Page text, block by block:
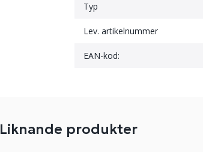
Typ
Lev. artikelnummer
EAN-kod:
Liknande produkter